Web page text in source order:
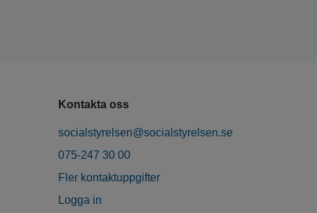
Kontakta oss
socialstyrelsen@socialstyrelsen.se
075-247 30 00
Fler kontaktuppgifter
Logga in